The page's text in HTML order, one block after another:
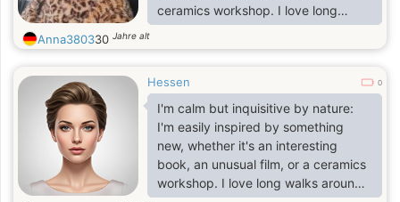
ceramics workshop. I love long
walks around the city, cozy
evenings and a warm feeling when
you can talk about everything.
Anna380330 Jahre alt
Hessen 0
I'm calm but inquisitive by nature:
I'm easily inspired by something
new, whether it's an interesting
book, an unusual film, or a ceramics
workshop. I love long walks around